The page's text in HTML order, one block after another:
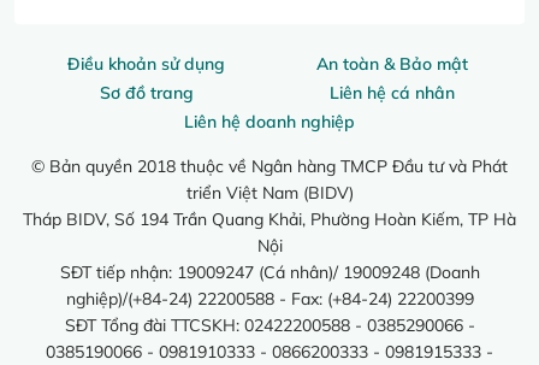
Điều khoản sử dụng
An toàn & Bảo mật
Sơ đồ trang
Liên hệ cá nhân
Liên hệ doanh nghiệp
© Bản quyền 2018 thuộc về Ngân hàng TMCP Đầu tư và Phát
triển Việt Nam (BIDV)
Tháp BIDV, Số 194 Trần Quang Khải, Phường Hoàn Kiếm, TP Hà
Nội
SĐT tiếp nhận: 19009247 (Cá nhân)/ 19009248 (Doanh
nghiệp)/(+84-24) 22200588 - Fax: (+84-24) 22200399
SĐT Tổng đài TTCSKH: 02422200588 - 0385290066 -
0385190066 - 0981910333 - 0866200333 - 0981915333 -